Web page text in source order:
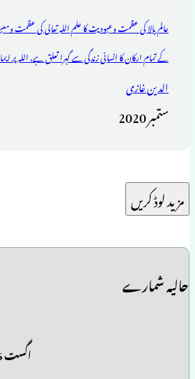
عالم بالا کی عظمت وعبودیت کا علم اللہ تعالی کی عظمت
کے تمام ارکان کا انسانی زندگی سے گہرا تعلق ہے، اللہ پر
الدین غازی
ستمبر 2020
مزید لوڈ کریں
حالیہ شمارے
اگست 2026